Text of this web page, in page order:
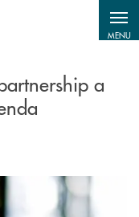
MENU
a